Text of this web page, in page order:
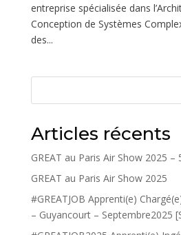
entreprise spécialisée dans
Conception de Systèmes
des...
Articles récents
GREAT au Paris Air Show 2025 –
GREAT au Paris Air Show 2025
#GREATJOB Apprenti(e)
– Guyancourt – Septembre2025